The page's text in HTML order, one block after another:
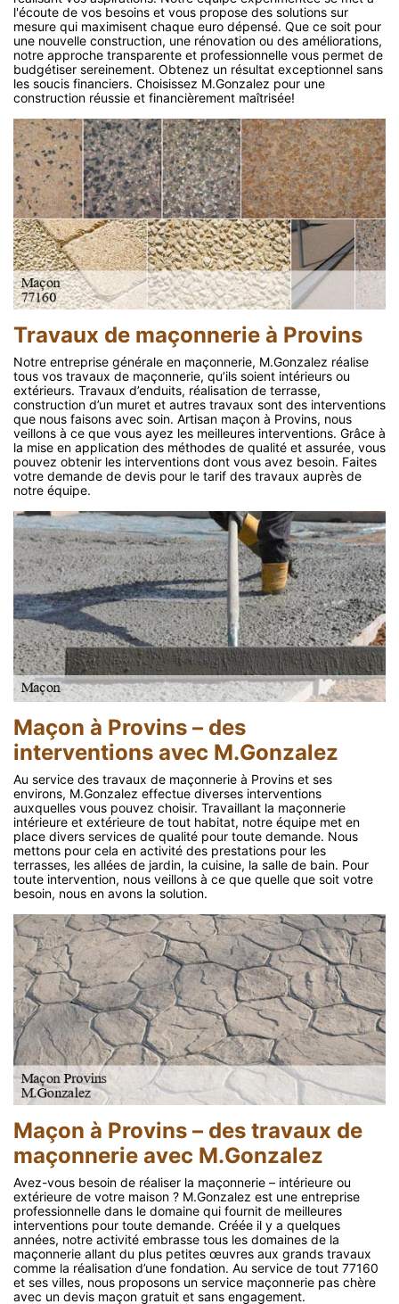
l'écoute de vos besoins et vous propose des solutions sur
mesure qui maximisent chaque euro dépensé. Que ce soit pour
une nouvelle construction, une rénovation ou des améliorations,
notre approche transparente et professionnelle vous permet de
budgétiser sereinement. Obtenez un résultat exceptionnel sans
les soucis financiers. Choisissez M.Gonzalez pour une
construction réussie et financièrement maîtrisée!
Travaux de maçonnerie à Provins
Notre entreprise générale en maçonnerie, M.Gonzalez réalise
tous vos travaux de maçonnerie, qu’ils soient intérieurs ou
extérieurs. Travaux d’enduits, réalisation de terrasse,
construction d’un muret et autres travaux sont des interventions
que nous faisons avec soin. Artisan maçon à Provins, nous
veillons à ce que vous ayez les meilleures interventions. Grâce à
la mise en application des méthodes de qualité et assurée, vous
pouvez obtenir les interventions dont vous avez besoin. Faites
votre demande de devis pour le tarif des travaux auprès de
notre équipe.
Maçon à Provins – des
interventions avec M.Gonzalez
Au service des travaux de maçonnerie à Provins et ses
environs, M.Gonzalez effectue diverses interventions
auxquelles vous pouvez choisir. Travaillant la maçonnerie
intérieure et extérieure de tout habitat, notre équipe met en
place divers services de qualité pour toute demande. Nous
mettons pour cela en activité des prestations pour les
terrasses, les allées de jardin, la cuisine, la salle de bain. Pour
toute intervention, nous veillons à ce que quelle que soit votre
besoin, nous en avons la solution.
Maçon à Provins – des travaux de
maçonnerie avec M.Gonzalez
Avez-vous besoin de réaliser la maçonnerie – intérieure ou
extérieure de votre maison ? M.Gonzalez est une entreprise
professionnelle dans le domaine qui fournit de meilleures
interventions pour toute demande. Créée il y a quelques
années, notre activité embrasse tous les domaines de la
maçonnerie allant du plus petites œuvres aux grands travaux
comme la réalisation d’une fondation. Au service de tout 77160
et ses villes, nous proposons un service maçonnerie pas chère
avec un devis maçon gratuit et sans engagement.